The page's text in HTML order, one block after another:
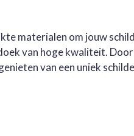
materialen om jouw
van hoge kwaliteit.
van een uniek